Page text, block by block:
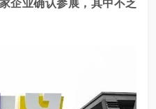
企业确认参展，其中不乏